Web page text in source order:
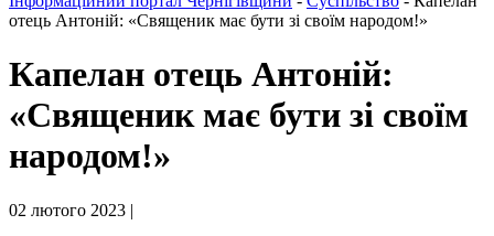
отець Антоній: «Священик має бути зі своїм народом!»
Капелан отець Антоній:
«Священик має бути зі своїм
народом!»
02 лютого 2023 |